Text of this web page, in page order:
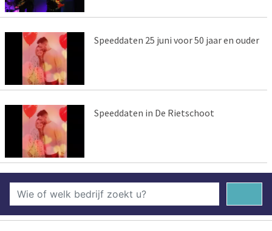
Speeddaten 25 juni voor 50 jaar en ouder
Speeddaten in De Rietschoot